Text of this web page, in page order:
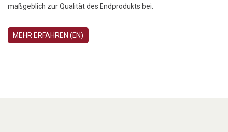
maßgeblich zur Qualität des Endprodukts bei.
MEHR ERFAHREN (EN)